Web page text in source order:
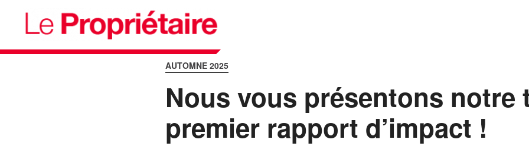
AUTOMNE 2025
Nous vous présentons notre
premier rapport d’impact !